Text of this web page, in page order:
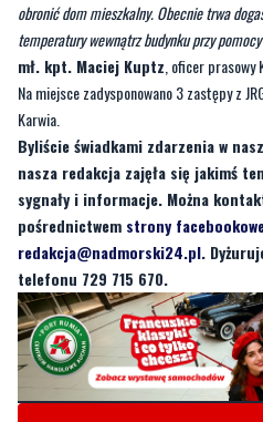
obronić dom mieszkalny. Obecnie trwa
temperatury wewnątrz budynku przy
mł. kpt. Maciej Kuptz, oficer prasowy
Na miejsce zadysponowano 3 zastępy z
Karwia.
Byliście świadkami zdarzenia w
nasza redakcja zajęła się jakimś
sygnały i informacje. Można
pośrednictwem strony
redakcja@nadmorski24.pl.
telefonu 729 715 670.